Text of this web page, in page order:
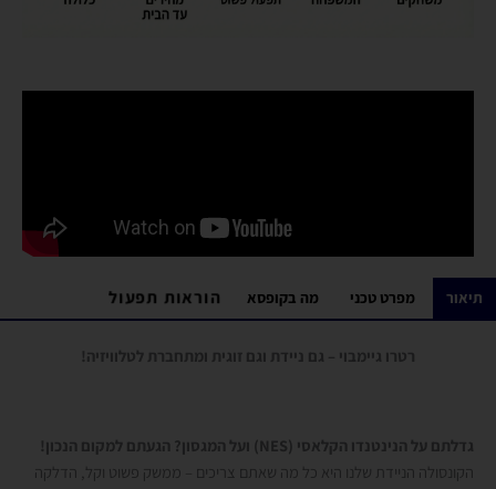
תיאור מפרט טכני מה בקופסא הוראות תפעול
רטרו גיימבוי – גם ניידת וגם זוגית ומתחברת לטלוויזיה!
גדלתם על הנינטנדו הקלאסי (NES) ועל המגסון? הגעתם למקום הנכון!
הקונסולה הניידת שלנו היא כל מה שאתם צריכים – ממשק פשוט וקל, הדלקה